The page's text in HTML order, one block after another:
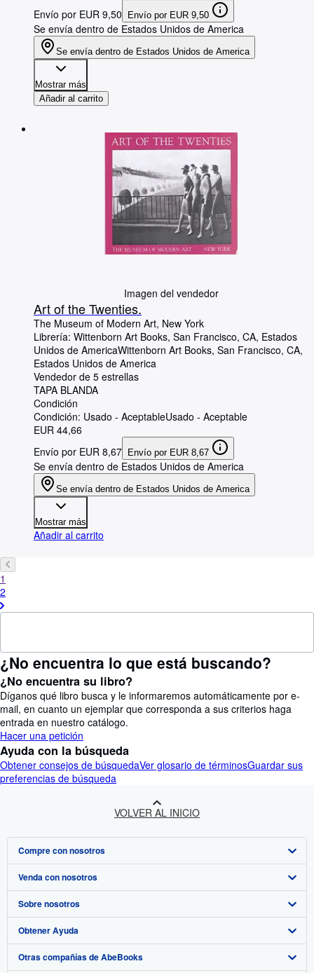
Envío por EUR 9,50
Envío por EUR 9,50
Se envía dentro de Estados Unidos de America
Se envía dentro de Estados Unidos de America
Mostrar más
Añadir al carrito
Imagen del vendedor
Art of the Twenties.
The Museum of Modern Art, New York
Librería: Wittenborn Art Books, San Francisco, CA, Estados
Unidos de AmericaWittenborn Art Books, San Francisco, CA,
Estados Unidos de America
Vendedor de 5 estrellas
TAPA BLANDA
Condición
Condición: Usado - AceptableUsado - Aceptable
EUR 44,66
Envío por EUR 8,67
Envío por EUR 8,67
Se envía dentro de Estados Unidos de America
Se envía dentro de Estados Unidos de America
Mostrar más
Añadir al carrito
1
2
¿No encuentra lo que está buscando?
¿No encuentra su libro?
Díganos qué libro busca y le informaremos automáticamente por e-
mail, en cuanto un ejemplar que corresponda a sus criterios haga
entrada en nuestro catálogo.
Hacer una petición
Ayuda con la búsqueda
Obtener consejos de búsquedaVer glosario de términosGuardar sus
preferencias de búsqueda
VOLVER AL INICIO
Compre con nosotros
Búsqueda avanzada
Colecciones
Mi cuenta
Mis pedidos
Venda con nosotros
Comenzar a vender
Únase a nuestro programa de afiliados
Recomiende un vendedor
Sobre nosotros
Sobre IberLibro
Medios
Obtener Ayuda
Preguntas frecuentes y guías
Otras compañías de AbeBooks